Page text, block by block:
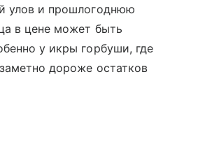
улов и прошлогоднюю
в цене может быть
у икры горбуши, где
дороже остатков